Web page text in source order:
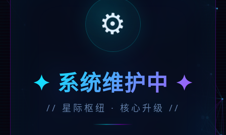
⚙️
✦ 系统维护中 ✦
// 星际枢纽 · 核心升级 //